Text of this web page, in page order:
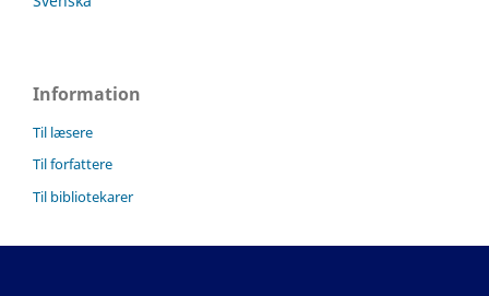
Information
Til læsere
Til forfattere
Til bibliotekarer